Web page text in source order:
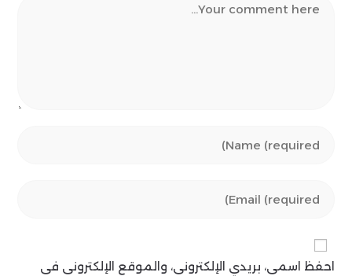
comment
address
to
احفظ اسمي، بريدي الإلكتروني، والموقع الإلكتروني في